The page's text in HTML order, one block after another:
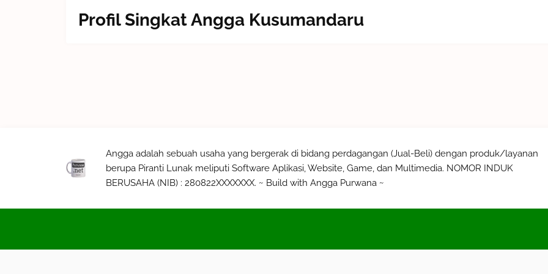
Profil Singkat Angga Kusumandaru
Angga adalah sebuah usaha yang bergerak di bidang perdagangan (Jual-Beli) dengan produk/layanan
berupa Piranti Lunak meliputi Software Aplikasi, Website, Game, dan Multimedia. NOMOR INDUK
BERUSAHA (NIB) : 280822XXXXXXX. ~ Build with Angga Purwana ~